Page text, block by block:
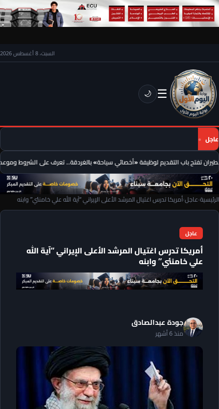
السبت، 8 أغسطس 2026
☰
🌙
عاجل
تفتح باب التقديم لوظيفة «أخصائي سياحة» بالغردقة.. تعرف على الشروط وموعد
الرئيسية›عاجل›أمريكا تدرس اغتيال المرشد الأعلى الإيراني “آية الله علي خامنئي” وابنه
عاجل
أمريكا تدرس اغتيال المرشد الأعلى الإيراني “آية الله
علي خامنئي” وابنه
جودة عبدالصادق
منذ 6 أشهر